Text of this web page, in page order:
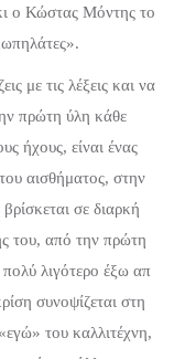
ο Κώστας Μόντης το
με τις λέξεις και να
πρώτη ύλη κάθε
ήχους, είναι ένας
αισθήματος, στην
σε διαρκή
του, από την πρώτη
λιγότερο έξω απ
συνοψίζεται στη
του καλλιτέχνη,